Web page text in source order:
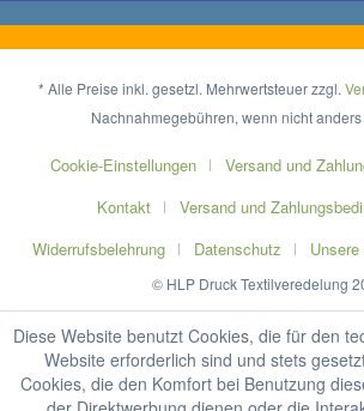
* Alle Preise inkl. gesetzl. Mehrwertsteuer zzgl.
Nachnahmegebühren, wenn nicht
Cookie-Einstellungen
Versand und
Kontakt
Versand und
Widerrufsbelehrung
Datenschutz
© HLP Druck Textilveredelung
Diese Website benutzt Cookies, die für den
Website erforderlich sind und stets
Cookies, die den Komfort bei Benutzung